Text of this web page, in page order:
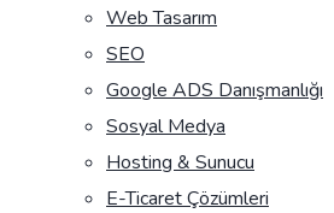
Web Tasarım
SEO
Google ADS Danışmanlığı
Sosyal Medya
Hosting & Sunucu
E-Ticaret Çözümleri